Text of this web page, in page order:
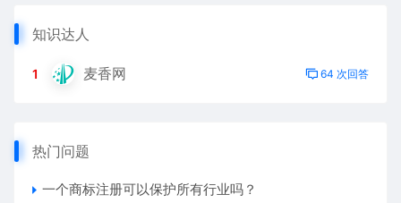
知识达人
1 麦香网 64 次回答
热门问题
一个商标注册可以保护所有行业吗？